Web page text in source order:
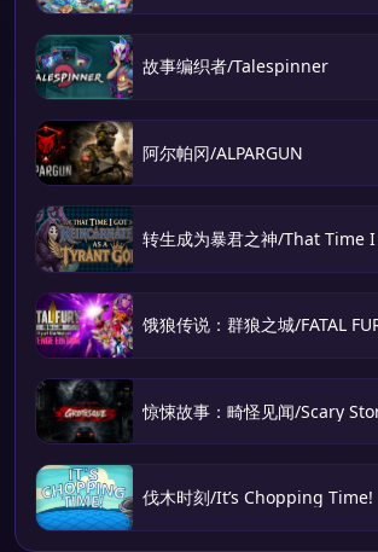
故事编织者/Talespinner
阿尔帕冈/ALPARGUN
转生成为暴君之神/That Time
饿狼传说：群狼之城/FATAL
惊悚故事：畸怪见闻/Scary
伐木时刻/It’s Chopping Time!